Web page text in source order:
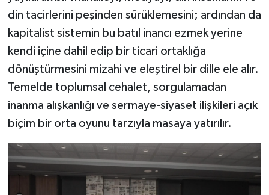
din tacirlerini peşinden sürüklemesini; ardından da
kapitalist sistemin bu batıl inancı ezmek yerine
kendi içine dahil edip bir ticari ortaklığa
dönüştürmesini mizahi ve eleştirel bir dille ele alır.
Temelde toplumsal cehalet, sorgulamadan
inanma alışkanlığı ve sermaye-siyaset ilişkileri açık
biçim bir orta oyunu tarzıyla masaya yatırılır.